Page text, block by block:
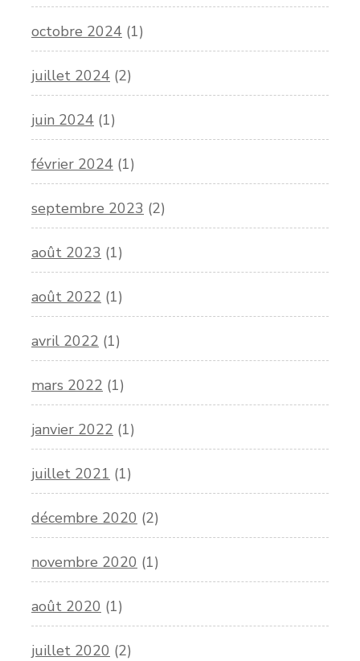
octobre 2024 (1)
juillet 2024 (2)
juin 2024 (1)
février 2024 (1)
septembre 2023 (2)
août 2023 (1)
août 2022 (1)
avril 2022 (1)
mars 2022 (1)
janvier 2022 (1)
juillet 2021 (1)
décembre 2020 (2)
novembre 2020 (1)
août 2020 (1)
juillet 2020 (2)